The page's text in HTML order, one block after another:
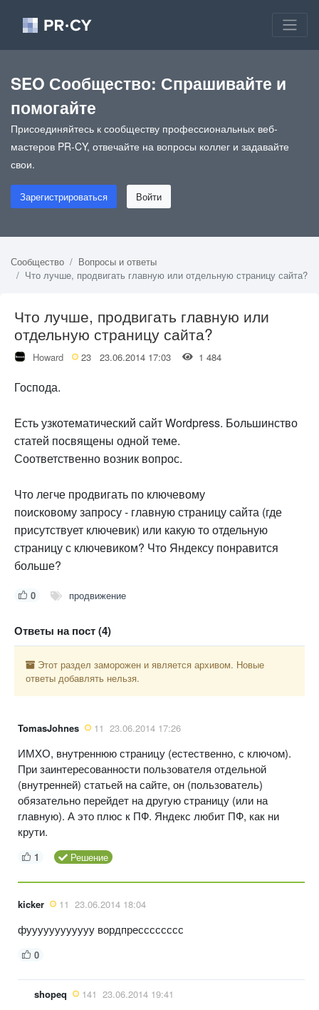
SEO Сообщество: Спрашивайте и
помогайте
Присоединяйтесь к сообществу профессиональных веб-
мастеров PR-CY, отвечайте на вопросы коллег и задавайте
свои.
Зарегистрироваться Войти
Сообщество
Вопросы и ответы
Что лучше, продвигать главную или отдельную страницу сайта?
Что лучше, продвигать главную или
отдельную страницу сайта?
Howard 23 23.06.2014 17:03 1 484
Господа.
Есть узкотематический сайт Wordpress. Большинство
статей посвящены одной теме.
Соответственно возник вопрос.
Что легче продвигать по ключевому
поисковому запросу - главную страницу сайта (где
присутствует ключевик) или какую то отдельную
страницу с ключевиком? Что Яндексу понравится
больше?
0 продвижение
Ответы на пост (4)
Этот раздел заморожен и является архивом. Новые
ответы добавлять нельзя.
TomasJohnes 11 23.06.2014 17:26
ИМХО, внутреннюю страницу (естественно, с ключом).
При заинтересованности пользователя отдельной
(внутренней) статьей на сайте, он (пользователь)
обязательно перейдет на другую страницу (или на
главную). А это плюс к ПФ. Яндекс любит ПФ, как ни
крути.
1 Решение
kicker 11 23.06.2014 18:04
фуууууууууууу вордпресссссссс
0
shopeq 141 23.06.2014 19:41